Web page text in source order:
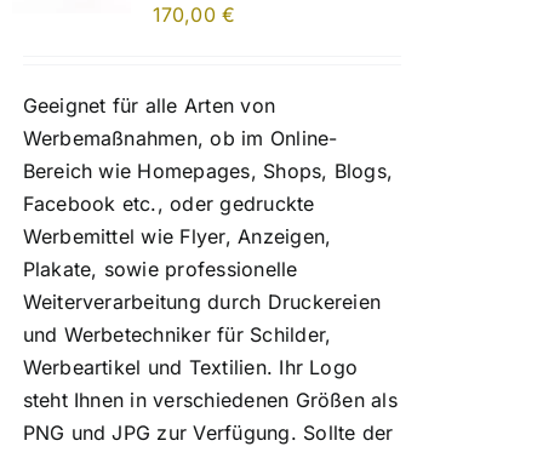
170,00€
Geeignet für alle Arten von
Werbemaßnahmen, ob im Online-
Bereich wie Homepages, Shops, Blogs,
Facebook etc., oder gedruckte
Werbemittel wie Flyer, Anzeigen,
Plakate, sowie professionelle
Weiterverarbeitung durch Druckereien
und Werbetechniker für Schilder,
Werbeartikel und Textilien. Ihr Logo
steht Ihnen in verschiedenen Größen als
PNG und JPG zur Verfügung. Sollte der